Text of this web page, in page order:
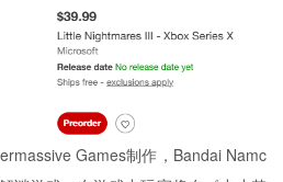
Games制作，Bandai Namc